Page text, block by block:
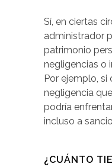
Sí, en ciertas
administrador
patrimonio
negligencias o
Por ejemplo,
negligencia
podría
incluso a
¿CUÁNTO